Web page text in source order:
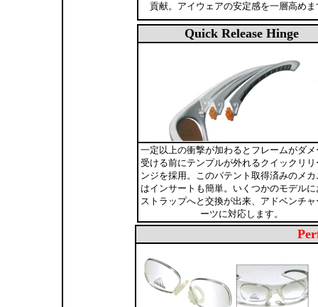
貢献。アイウェアの安定感を一層高めま
Quick Release Hinge
一定以上の衝撃が加わるとフレームがダメ
受ける前にテンプルが外れるクイックリリ
ンジを採用。このパテント取得済みのメカ
はインサートも簡単。いくつかのモデルに
ストラップへと交換が出来、アドベンチャ
ーツに対応します。